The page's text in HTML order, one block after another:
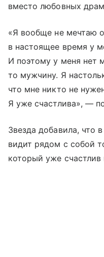
вместо любовных
«Я вообще не мечтаю
в настоящее время у
И поэтому у меня нет
то мужчину. Я
что мне никто не
Я уже счастлива», —
Звезда добавила, что
видит рядом с собой
который уже